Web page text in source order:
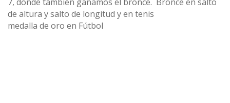
de altura y salto de longitud y en tenis
medalla de oro en Fútbol